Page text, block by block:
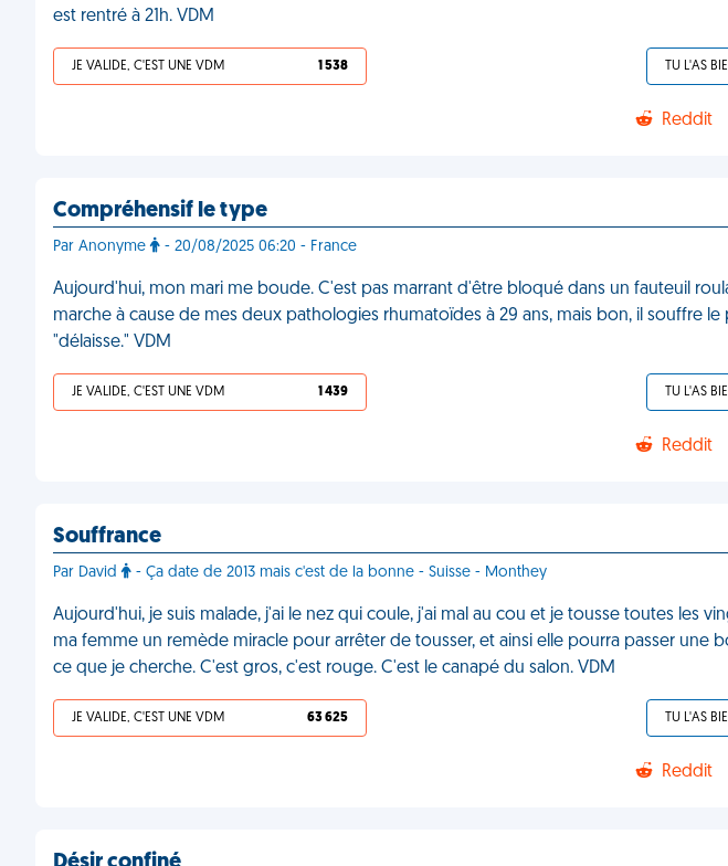
est rentré à 21h. VDM
JE VALIDE, C'EST UNE VDM 1 538 TU L'AS
Reddit
Compréhensif le type
Par Anonyme - 20/08/2025 06:20 - France
Aujourd'hui, mon mari me boude. C'est pas marrant d'être bloqué dans un fauteuil
marche à cause de mes deux pathologies rhumatoïdes à 29 ans, mais bon, il souffre le
"délaisse." VDM
JE VALIDE, C'EST UNE VDM 1 439 TU L'AS
Reddit
Souffrance
Par David - Ça date de 2013 mais c'est de la bonne - Suisse - Monthey
Aujourd'hui, je suis malade, j'ai le nez qui coule, j'ai mal au cou et je tousse toutes les
ma femme un remède miracle pour arrêter de tousser, et ainsi elle pourra passer une
ce que je cherche. C'est gros, c'est rouge. C'est le canapé du salon. VDM
JE VALIDE, C'EST UNE VDM 63 625 TU L'AS
Reddit